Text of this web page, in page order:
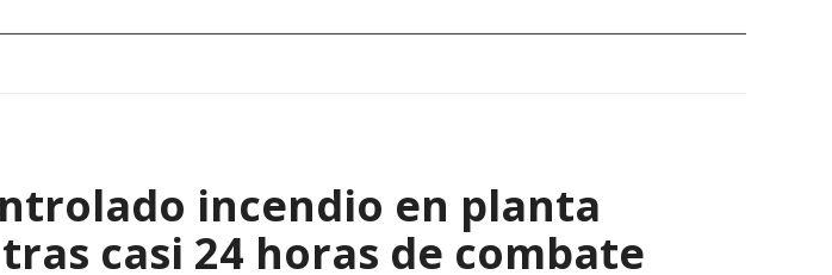
incendio en planta
casi 24 horas de combate